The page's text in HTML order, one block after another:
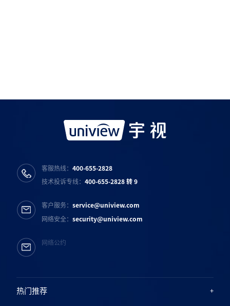
热门推荐
客服热线：400-655-2828
技术投诉专线：400-655-2828 转 9
客户服务：service@uniview.com
网络安全：security@uniview.com
网络公约